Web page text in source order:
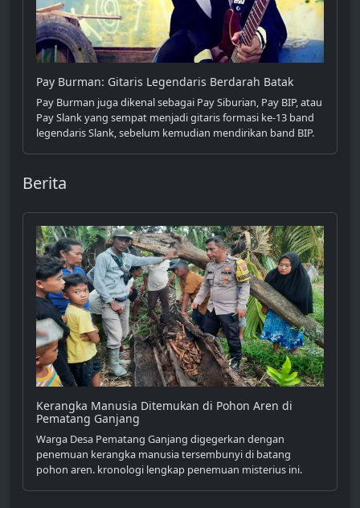
Pay Burman: Gitaris Legendaris Berdarah Batak
Pay Burman juga dikenal sebagai Pay Siburian, Pay BIP, atau
Pay Slank yang sempat menjadi gitaris formasi ke-13 band
legendaris Slank, sebelum kemudian mendirikan band BIP.
Berita
Kerangka Manusia Ditemukan di Pohon Aren di
Pematang Ganjang
Warga Desa Pematang Ganjang digegerkan dengan
penemuan kerangka manusia tersembunyi di batang
pohon aren. kronologi lengkap penemuan misterius ini.